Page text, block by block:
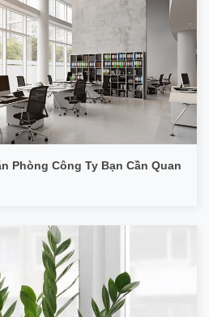
Phòng Công Ty Bạn Cần Quan